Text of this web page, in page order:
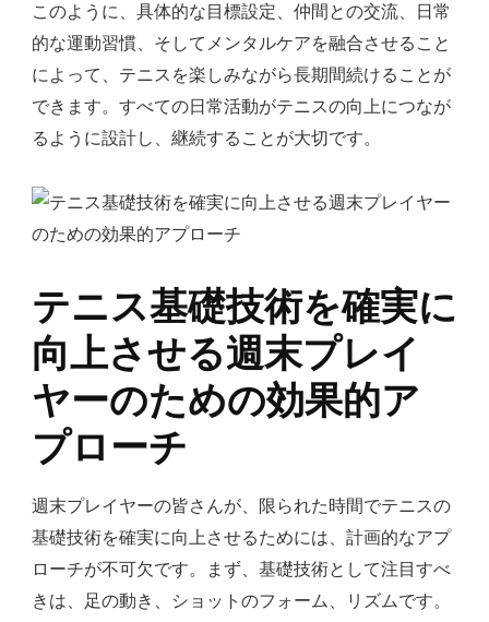
このように、具体的な目標設定、仲間との交流、日常
的な運動習慣、そしてメンタルケアを融合させること
によって、テニスを楽しみながら長期間続けることが
できます。すべての日常活動がテニスの向上につなが
るように設計し、継続することが大切です。
テニス基礎技術を確実に
向上させる週末プレイ
ヤーのための効果的ア
プローチ
週末プレイヤーの皆さんが、限られた時間でテニスの
基礎技術を確実に向上させるためには、計画的なアプ
ローチが不可欠です。まず、基礎技術として注目すべ
きは、足の動き、ショットのフォーム、リズムです。